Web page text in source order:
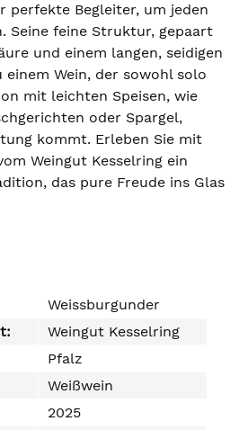
perfekte Begleiter, um jeden
Seine feine Struktur, gepaart
und einem langen, seidigen
Wein, der sowohl solo
mit leichten Speisen, wie
oder Spargel,
kommt. Erleben Sie mit
Weingut Kesselring ein
das pure Freude ins Glas
Weissburgunder
Weingut Kesselring
Pfalz
Weißwein
2025